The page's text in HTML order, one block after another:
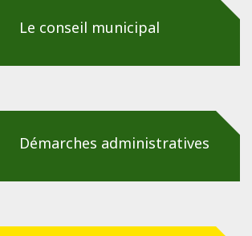
Le conseil municipal
Démarches administratives